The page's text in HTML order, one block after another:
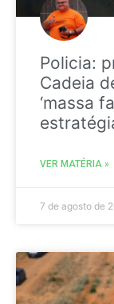
Policia:
Cadeia
‘massa
VER MATÉRIA »
7 de agosto de